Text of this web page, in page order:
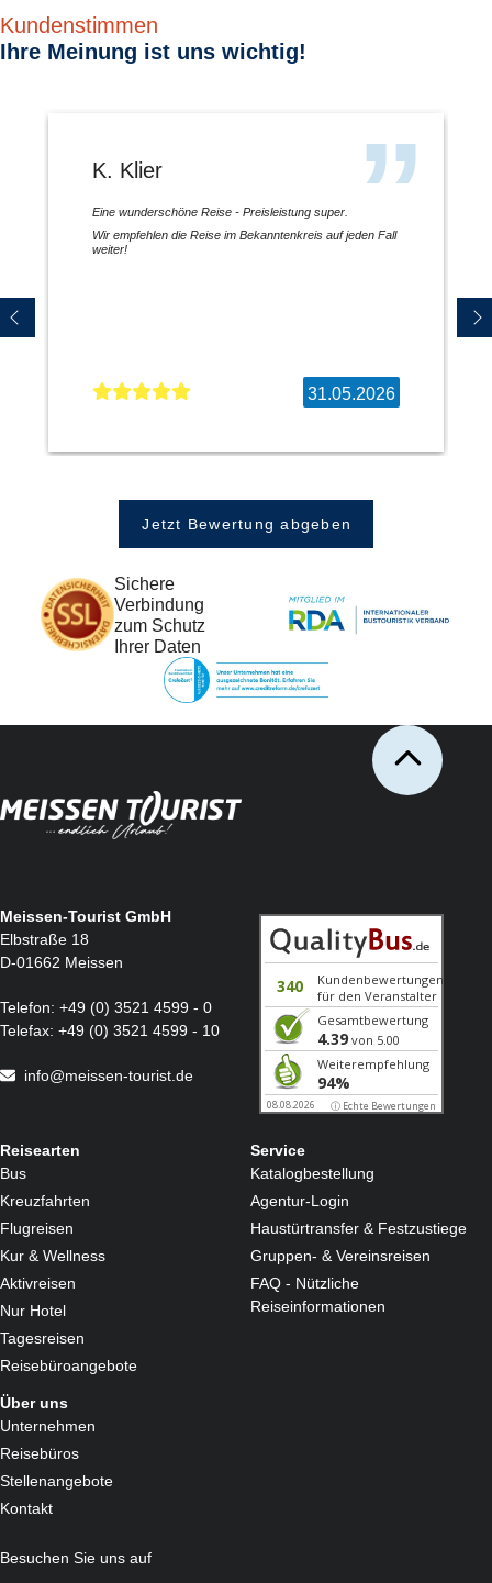
Kundenstimmen
Ihre Meinung ist uns wichtig!
K. Klier
Eine wunderschöne Reise - Preisleistung super.
Wir empfehlen die Reise im Bekanntenkreis auf jeden Fall
weiter!
31.05.2026
Jetzt Bewertung abgeben
Sichere
Verbindung
zum Schutz
Ihrer Daten
Meissen-Tourist GmbH
Elbstraße 18
D-01662 Meissen
Telefon: +49 (0) 3521 4599 - 0
Telefax: +49 (0) 3521 4599 - 10
info@meissen-tourist.de
Reisearten
Bus
Kreuzfahrten
Flugreisen
Kur & Wellness
Aktivreisen
Nur Hotel
Tagesreisen
Reisebüroangebote
Service
Katalogbestellung
Agentur-Login
Haustürtransfer & Festzustiege
Gruppen- & Vereinsreisen
FAQ - Nützliche
Reiseinformationen
Über uns
Unternehmen
Reisebüros
Stellenangebote
Kontakt
Besuchen Sie uns auf